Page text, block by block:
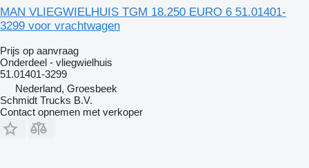
MAN VLIEGWIELHUIS TGM 18.250 EURO 6 51.01401-
3299 voor vrachtwagen
Prijs op aanvraag
Onderdeel - vliegwielhuis
51.01401-3299
Nederland, Groesbeek
Schmidt Trucks B.V.
Contact opnemen met verkoper